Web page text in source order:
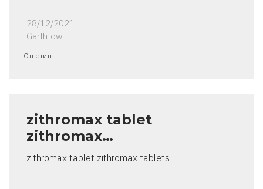
28/12/2021
Garthtow
Ответить
zithromax tablet
zithromax…
zithromax tablet zithromax tablets